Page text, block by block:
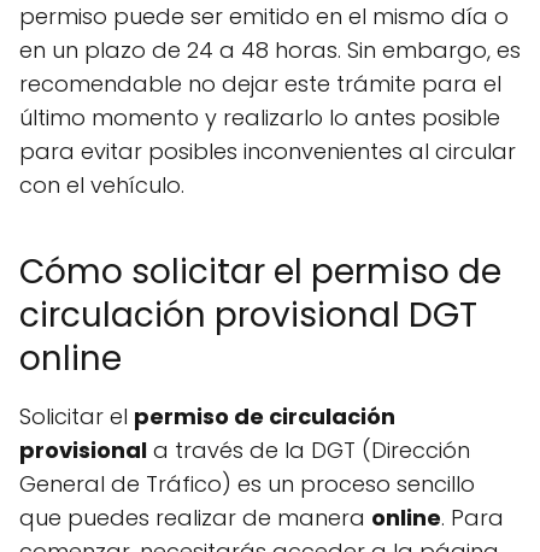
permiso puede ser emitido en el mismo día o
en un plazo de 24 a 48 horas. Sin embargo, es
recomendable no dejar este trámite para el
último momento y realizarlo lo antes posible
para evitar posibles inconvenientes al circular
con el vehículo.
Cómo solicitar el permiso de
circulación provisional DGT
online
Solicitar el permiso de circulación
provisional a través de la DGT (Dirección
General de Tráfico) es un proceso sencillo
que puedes realizar de manera online. Para